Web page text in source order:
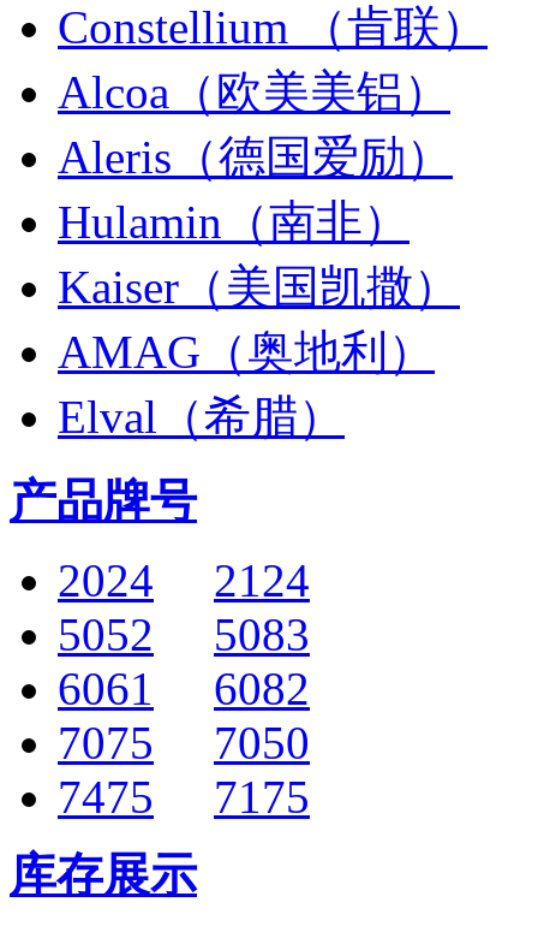
Constellium （肯联）
Alcoa（欧美美铝）
Aleris（德国爱励）
Hulamin（南非）
Kaiser（美国凯撒）
AMAG（奥地利）
Elval（希腊）
产品牌号
2024
2124
5052
5083
6061
6082
7075
7050
7475
7175
库存展示